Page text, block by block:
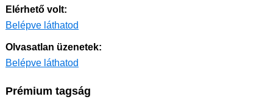
Elérhető volt:
Belépve láthatod
Olvasatlan üzenetek:
Belépve láthatod
Prémium tagság